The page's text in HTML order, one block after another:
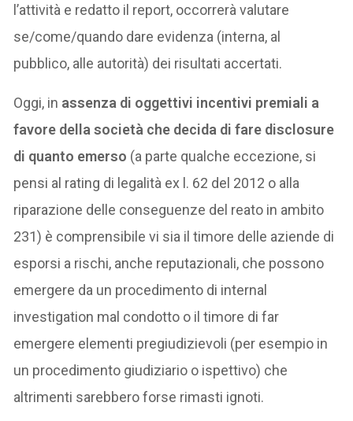
l’attività e redatto il report, occorrerà valutare
se/come/quando dare evidenza (interna, al
pubblico, alle autorità) dei risultati accertati.
Oggi, in assenza di oggettivi incentivi premiali a
favore della società che decida di fare disclosure
di quanto emerso (a parte qualche eccezione, si
pensi al rating di legalità ex l. 62 del 2012 o alla
riparazione delle conseguenze del reato in ambito
231) è comprensibile vi sia il timore delle aziende di
esporsi a rischi, anche reputazionali, che possono
emergere da un procedimento di internal
investigation mal condotto o il timore di far
emergere elementi pregiudizievoli (per esempio in
un procedimento giudiziario o ispettivo) che
altrimenti sarebbero forse rimasti ignoti.